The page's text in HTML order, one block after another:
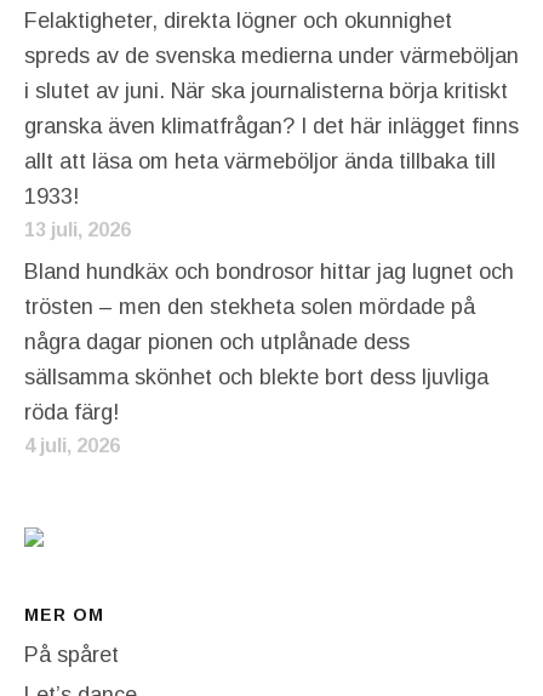
Felaktigheter, direkta lögner och okunnighet
spreds av de svenska medierna under värmeböljan
i slutet av juni. När ska journalisterna börja kritiskt
granska även klimatfrågan? I det här inlägget finns
allt att läsa om heta värmeböljor ända tillbaka till
1933!
13 juli, 2026
Bland hundkäx och bondrosor hittar jag lugnet och
trösten – men den stekheta solen mördade på
några dagar pionen och utplånade dess
sällsamma skönhet och blekte bort dess ljuvliga
röda färg!
4 juli, 2026
MER OM
På spåret